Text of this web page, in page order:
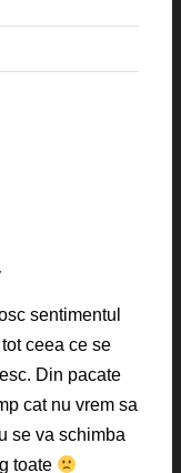
sentimentul
ceea ce se
Din pacate
cat nu vrem sa
se va schimba
toate